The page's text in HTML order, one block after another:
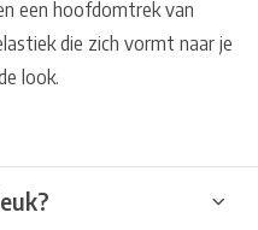
een hoofdomtrek van
die zich vormt naar je
look.